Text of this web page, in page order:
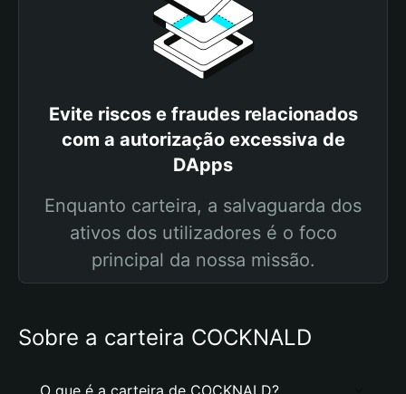
Evite riscos e fraudes relacionados
com a autorização excessiva de
DApps
Enquanto carteira, a salvaguarda dos
ativos dos utilizadores é o foco
principal da nossa missão.
Sobre a carteira COCKNALD
O que é a carteira de COCKNALD?